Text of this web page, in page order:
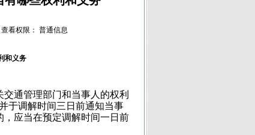
看权限： 普通信息
和义务
通管理部门和当事人的权利
于调解时间三日前通知当事
应当在预定调解时间一日前